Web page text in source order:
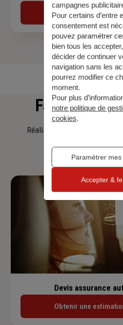
Découvrir
Faitesune
Réalisez une simulation
Devis assurance
Obtenir une
campagnes
Pour certains d’entre
consentement est
pouvez paramétrer
bien tous les
décider de continuer
navigation sans les
pourrez modifier ce
moment.
Pour plus
notre politique de
cookies.
Paramétrer
Accepter &